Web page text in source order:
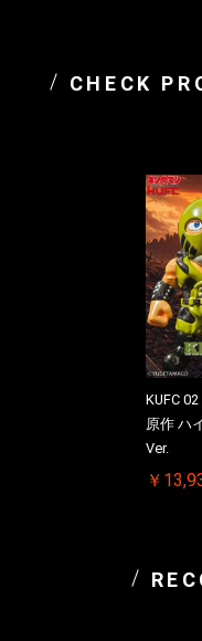
CHECK
KUFC
原作 ハ
Ver.
￥